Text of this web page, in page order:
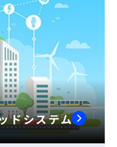
ドシステム